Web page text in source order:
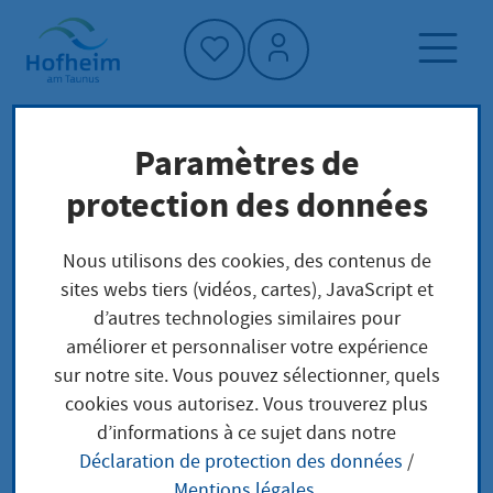
Accueil"
Page d'accueil
Actualités et appels d'offres
Aktuelles aus Hofheim
Buccino Platz: Piazzetta an der Stadtbücherei
trägt fortan den Namen der italienischen
Partnerstadt
Buccino Platz:
Paramètres de
protection des données
Nous utilisons des cookies, des contenus de
sites webs tiers (vidéos, cartes), JavaScript et
d’autres technologies similaires pour
améliorer et personnaliser votre expérience
sur notre site. Vous pouvez sélectionner, quels
cookies vous autorisez. Vous trouverez plus
d’informations à ce sujet dans notre
Déclaration de protection des données /